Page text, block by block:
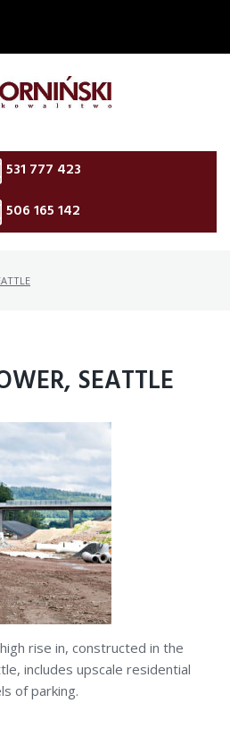
531 777 423
506 165 142
SEATTLE
rise in, constructed in the
includes upscale residential
of parking.